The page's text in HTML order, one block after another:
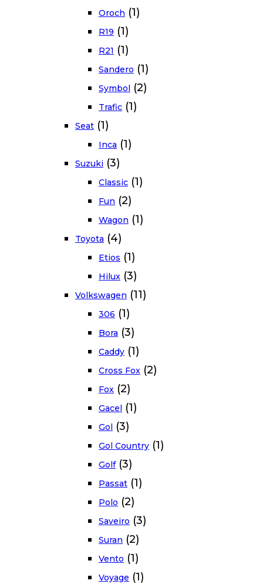
Oroch (1)
R19 (1)
R21 (1)
Sandero (1)
Symbol (2)
Trafic (1)
Seat (1)
Inca (1)
Suzuki (3)
Classic (1)
Fun (2)
Wagon (1)
Toyota (4)
Etios (1)
Hilux (3)
Volkswagen (11)
306 (1)
Bora (3)
Caddy (1)
Cross Fox (2)
Fox (2)
Gacel (1)
Gol (3)
Gol Country (1)
Golf (3)
Passat (1)
Polo (2)
Saveiro (3)
Suran (2)
Vento (1)
Voyage (1)